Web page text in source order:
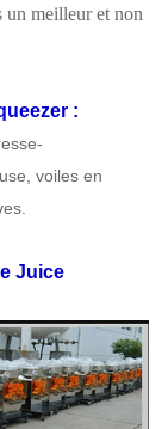
meilleur et non
:
voiles en
Juice